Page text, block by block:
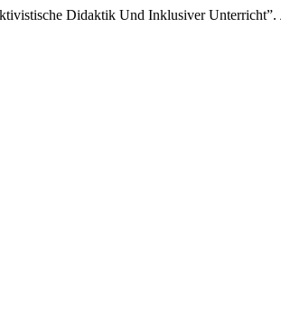
Didaktik Und Inklusiver Unterricht”.